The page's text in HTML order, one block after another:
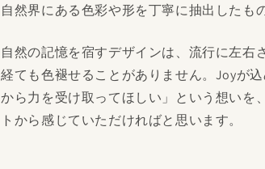
自然界にある色彩や形を丁寧に抽出したも
自然の記憶を宿すデザインは、流行に左右
経ても色褪せることがありません。Joyが
から力を受け取ってほしい」という想いを
トから感じていただければと思います。